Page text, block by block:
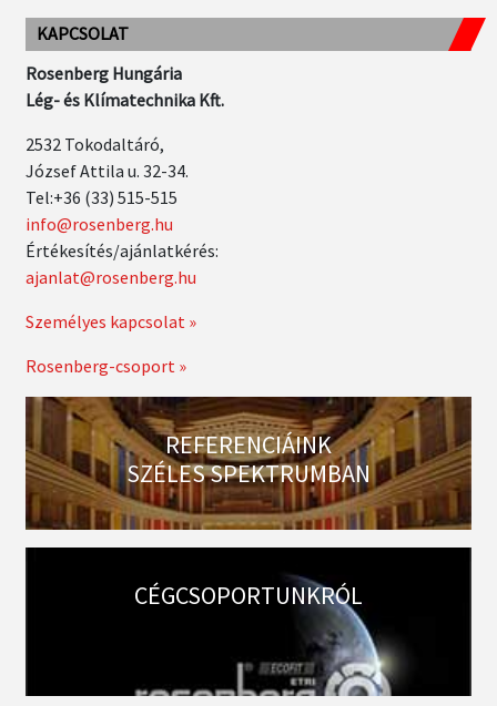
KAPCSOLAT
Rosenberg Hungária
Lég- és Klímatechnika Kft.
2532 Tokodaltáró,
József Attila u. 32-34.
Tel:+36 (33) 515-515
info@rosenberg.hu
Értékesítés/ajánlatkérés:
ajanlat@rosenberg.hu
Személyes kapcsolat »
Rosenberg-csoport »
REFERENCIÁINK
SZÉLES SPEKTRUMBAN
CÉGCSOPORTUNKRÓL